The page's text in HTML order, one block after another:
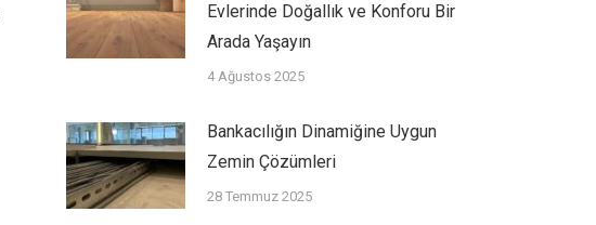
Evlerinde Doğallık ve Konforu Bir
Arada Yaşayın
4 Ağustos 2025
Bankacılığın Dinamiğine Uygun
Zemin Çözümleri
28 Temmuz 2025